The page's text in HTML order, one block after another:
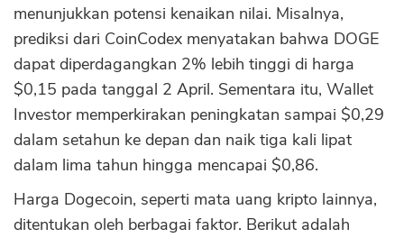
menunjukkan potensi kenaikan nilai. Misalnya,
prediksi dari CoinCodex menyatakan bahwa DOGE
dapat diperdagangkan 2% lebih tinggi di harga
$0,15 pada tanggal 2 April. Sementara itu, Wallet
Investor memperkirakan peningkatan sampai $0,29
dalam setahun ke depan dan naik tiga kali lipat
dalam lima tahun hingga mencapai $0,86.
Harga Dogecoin, seperti mata uang kripto lainnya,
ditentukan oleh berbagai faktor. Berikut adalah